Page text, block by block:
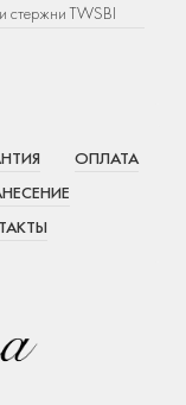
стержни TWSBI
ОПЛАТА